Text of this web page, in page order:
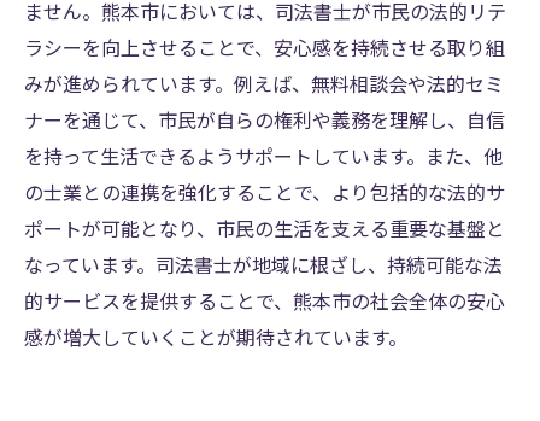
ません。熊本市においては、司法書士が市民の法的リテ
ラシーを向上させることで、安心感を持続させる取り組
みが進められています。例えば、無料相談会や法的セミ
ナーを通じて、市民が自らの権利や義務を理解し、自信
を持って生活できるようサポートしています。また、他
の士業との連携を強化することで、より包括的な法的サ
ポートが可能となり、市民の生活を支える重要な基盤と
なっています。司法書士が地域に根ざし、持続可能な法
的サービスを提供することで、熊本市の社会全体の安心
感が増大していくことが期待されています。